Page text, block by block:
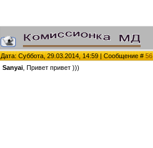
Дата: Суббота, 29.03.2014, 14:59 | Сообщение #56
Sanyai , Привет привет )))